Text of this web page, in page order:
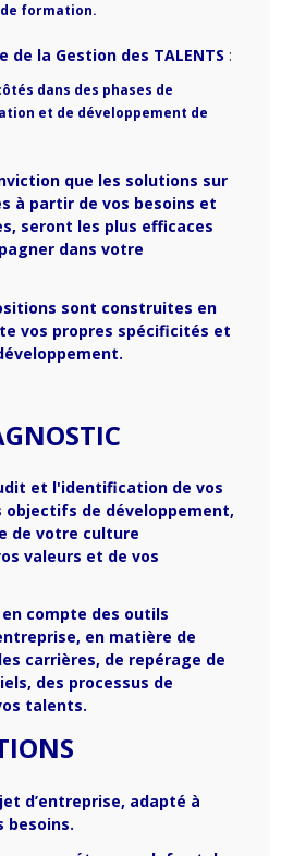
formation.
de la Gestion des TALENTS :
dans des phases de
et de développement de
que les solutions sur
à partir de vos besoins et
seront les plus efficaces
dans votre
sont construites en
vos propres spécificités et
et l'identification de vos
objectifs de développement,
de votre culture
valeurs et de vos
compte des outils
en matière de
carrières, de repérage de
des processus de
talents.
d’entreprise, adapté à
besoins.